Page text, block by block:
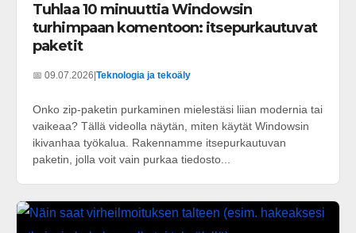
Tuhlaa 10 minuuttia Windowsin
turhimpaan komentoon: itsepurkautuvat
paketit
📅 09.07.2026 Teknologia ja tekoäly
Onko zip-paketin purkaminen mielestäsi liian modernia tai
vaikeaa? Tällä videolla näytän, miten käytät Windowsin
ikivanhaa työkalua. Rakennamme itsepurkautuvan
paketin, jolla voit vain purkaa tiedosto...